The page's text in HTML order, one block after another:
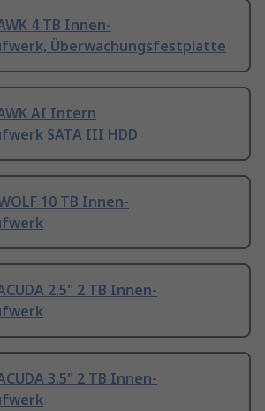
4 TB Innen-
Überwachungsfestplatte
AI Intern
SATA III HDD
10 TB Innen-
2.5" 2 TB Innen-
3.5" 2 TB Innen-